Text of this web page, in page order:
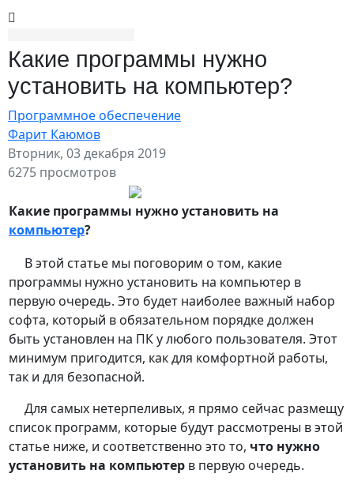
Какие программы нужно
установить на компьютер?
Программное обеспечение
Фарит Каюмов
Вторник, 03 декабря 2019
6275 просмотров
Какие программы нужно установить на
компьютер?
В этой статье мы поговорим о том, какие
программы нужно установить на компьютер в
первую очередь. Это будет наиболее важный набор
софта, который в обязательном порядке должен
быть установлен на ПК у любого пользователя. Этот
минимум пригодится, как для комфортной работы,
так и для безопасной.
Для самых нетерпеливых, я прямо сейчас размещу
список программ, которые будут рассмотрены в этой
статье ниже, и соответственно это то, что нужно
установить на компьютер в первую очередь.